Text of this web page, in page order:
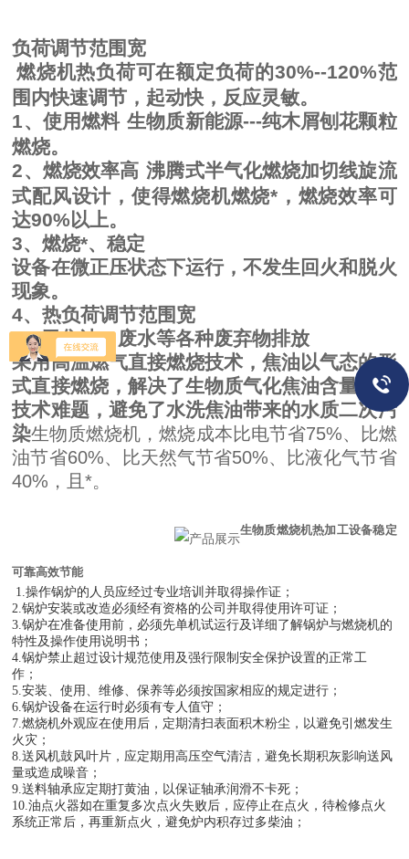
负荷调节范围宽
燃烧机热负荷可在额定负荷的30%--120%范
围内快速调节，起动快，反应灵敏。
1、使用燃料 生物质新能源---纯木屑刨花颗粒
燃烧。
2、燃烧效率高 沸腾式半气化燃烧加切线旋流
式配风设计，使得燃烧机燃烧*，燃烧效率可
达90%以上。
3、燃烧*、稳定
设备在微正压状态下运行，不发生回火和脱火
现象。
4、热负荷调节范围宽
5、无焦油、废水等各种废弃物排放
采用高温燃气直接燃烧技术，焦油以气态的形
式直接燃烧，解决了生物质气化焦油含量高的
技术难题，避免了水洗焦油带来的水质二次污
染生物质燃烧机，燃烧成本比电节省75%、比燃
油节省60%、比天然气节省50%、比液化气节省
40% ，且*。
生物质燃烧机热加工设备稳定
可靠高效节能
1.操作锅炉的人员应经过专业培训并取得操作证；
2.锅炉安装或改造必须经有资格的公司并取得使用许可证；
3.锅炉在准备使用前，必须先单机试运行及详细了解锅炉与燃烧机的
特性及操作使用说明书；
4.锅炉禁止超过设计规范使用及强行限制安全保护设置的正常工
作；
5.安装、使用、维修、保养等必须按国家相应的规定进行；
6.锅炉设备在运行时必须有专人值守；
7.燃烧机外观应在使用后，定期清扫表面积木粉尘，以避免引燃发生
火灾；
8.送风机鼓风叶片，应定期用高压空气清洁，避免长期积灰影响送风
量或造成噪音；
9.送料轴承应定期打黄油，以保证轴承润滑不卡死；
10.油点火器如在重复多次点火失败后，应停止在点火，待检修点火
系统正常后，再重新点火，避免炉内积存过多柴油；